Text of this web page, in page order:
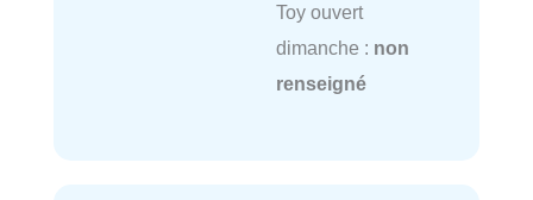
Toy ouvert
dimanche : non
renseigné